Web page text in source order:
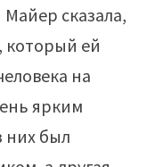
сказала,
который ей
на
ярким
них был